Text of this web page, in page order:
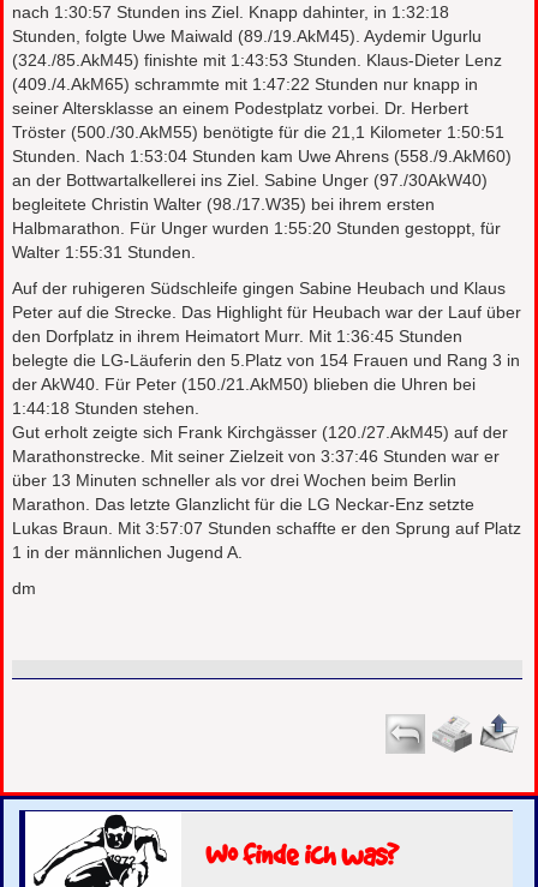
nach 1:30:57 Stunden ins Ziel. Knapp dahinter, in 1:32:18
Stunden, folgte Uwe Maiwald (89./19.AkM45). Aydemir Ugurlu
(324./85.AkM45) finishte mit 1:43:53 Stunden. Klaus-Dieter Lenz
(409./4.AkM65) schrammte mit 1:47:22 Stunden nur knapp in
seiner Altersklasse an einem Podestplatz vorbei. Dr. Herbert
Tröster (500./30.AkM55) benötigte für die 21,1 Kilometer 1:50:51
Stunden. Nach 1:53:04 Stunden kam Uwe Ahrens (558./9.AkM60)
an der Bottwartalkellerei ins Ziel. Sabine Unger (97./30AkW40)
begleitete Christin Walter (98./17.W35) bei ihrem ersten
Halbmarathon. Für Unger wurden 1:55:20 Stunden gestoppt, für
Walter 1:55:31 Stunden.
Auf der ruhigeren Südschleife gingen Sabine Heubach und Klaus
Peter auf die Strecke. Das Highlight für Heubach war der Lauf über
den Dorfplatz in ihrem Heimatort Murr. Mit 1:36:45 Stunden
belegte die LG-Läuferin den 5.Platz von 154 Frauen und Rang 3 in
der AkW40. Für Peter (150./21.AkM50) blieben die Uhren bei
1:44:18 Stunden stehen.
Gut erholt zeigte sich Frank Kirchgässer (120./27.AkM45) auf der
Marathonstrecke. Mit seiner Zielzeit von 3:37:46 Stunden war er
über 13 Minuten schneller als vor drei Wochen beim Berlin
Marathon. Das letzte Glanzlicht für die LG Neckar-Enz setzte
Lukas Braun. Mit 3:57:07 Stunden schaffte er den Sprung auf Platz
1 in der männlichen Jugend A.
dm
Wo finde ich was?